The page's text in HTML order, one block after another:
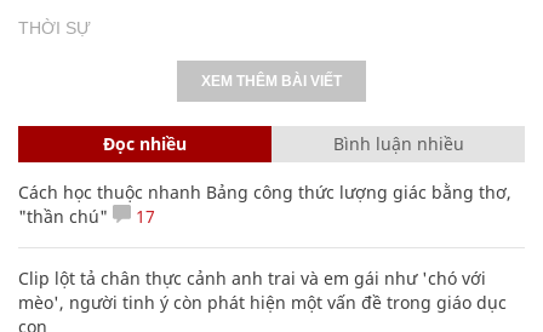
THỜI SỰ
XEM THÊM BÀI VIẾT
Đọc nhiều Bình luận nhiều
Cách học thuộc nhanh Bảng công thức lượng giác bằng thơ,
"thần chú"
17
Clip lột tả chân thực cảnh anh trai và em gái như 'chó với
mèo', người tinh ý còn phát hiện một vấn đề trong giáo dục
con